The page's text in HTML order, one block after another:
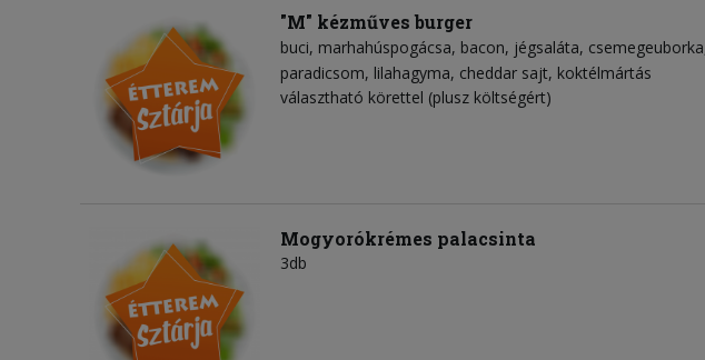
"M" kézműves burger
buci marhahúspogácsa bacon jégsaláta csemegeuborka
paradicsom lilahagyma cheddar sajt koktélmártás
választható körettel (plusz költségért)
Mogyorókrémes palacsinta
3db